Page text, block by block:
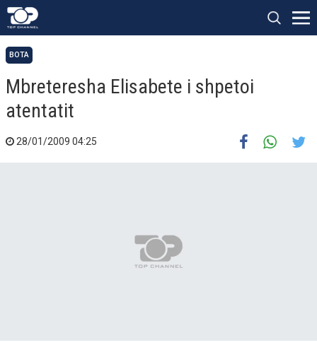
BOTA
Mbreteresha Elisabete i shpetoi
atentatit
28/01/2009 04:25